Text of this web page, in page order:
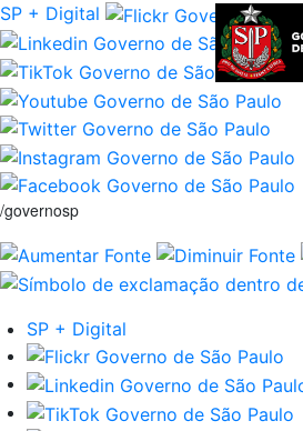
SP + Digital
/governosp
SP + Digital